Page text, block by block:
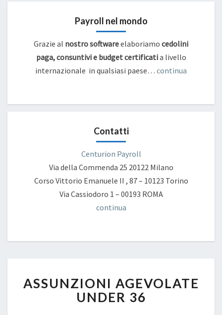
Payroll nel mondo
Grazie al nostro softwareelaboriamo cedolini
paga, consuntivi e budget certificatia livello
internazionale in qualsiasi paese… continua
Contatti
Centurion Payroll
Via della Commenda 25 20122 Milano
Corso Vittorio Emanuele II , 87 – 10123 Torino
Via Cassiodoro 1 – 00193 ROMA
continua
AGEVOLATE
UNDER
36
ASSUNZIONI AGEVOLATE
UNDER 36